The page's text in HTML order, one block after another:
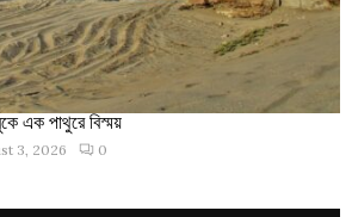
এক পাথুরে বিস্ময়
3, 2026 0